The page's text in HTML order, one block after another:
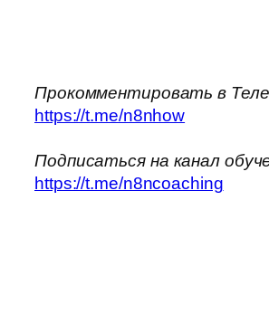
Прокомментировать в
https://t.me/n8nhow
Подписаться на канал
https://t.me/n8ncoaching